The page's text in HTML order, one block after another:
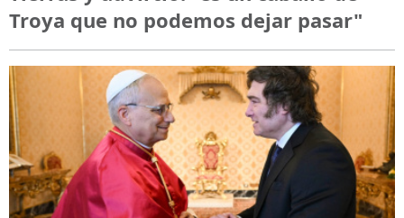
Troya que no podemos dejar pasar"